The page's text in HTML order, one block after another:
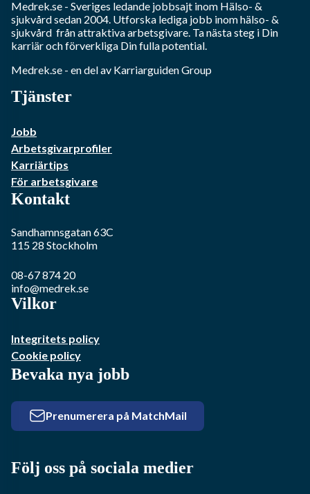
Medrek.se - Sveriges ledande jobbsajt inom Hälso- &
sjukvårdsedan 2004. Utforska lediga jobb inomhälso- &
sjukvård från attraktiva arbetsgivare. Ta nästa steg i Din
karriär och förverkliga Din fulla potential.
Medrek.se - en del av Karriarguiden Group
Tjänster
Jobb
Arbetsgivarprofiler
Karriärtips
För arbetsgivare
Kontakt
Sandhamnsgatan 63C
115 28 Stockholm
08-67 874 20
info@medrek.se
Vilkor
Integritets policy
Cookie policy
Bevaka nya jobb
Prenumerera på MatchMail
Följ oss på sociala medier